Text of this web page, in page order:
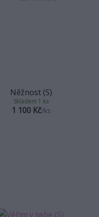
Něžnost (S)
1 100 Kč/ks
Skladem 1 ks